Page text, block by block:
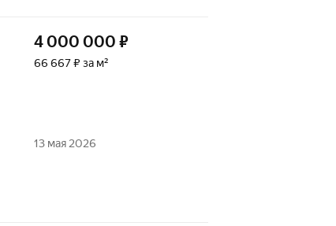
4 000 000 ₽
66 667 ₽ за м²
13 мая 2026